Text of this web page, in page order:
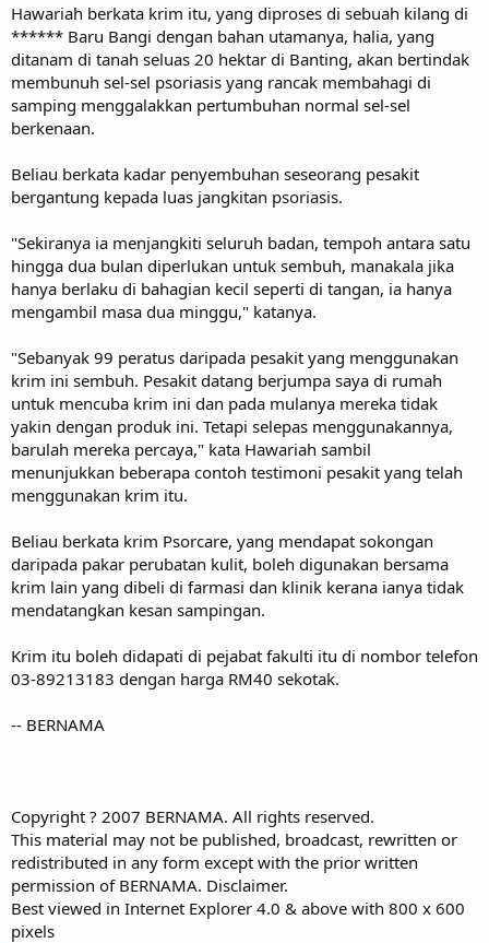
Hawariah berkata krim itu, yang diproses di sebuah kilang di
****** Baru Bangi dengan bahan utamanya, halia, yang
ditanam di tanah seluas 20 hektar di Banting, akan bertindak
membunuh sel-sel psoriasis yang rancak membahagi di
samping menggalakkan pertumbuhan normal sel-sel
berkenaan.
Beliau berkata kadar penyembuhan seseorang pesakit
bergantung kepada luas jangkitan psoriasis.
"Sekiranya ia menjangkiti seluruh badan, tempoh antara satu
hingga dua bulan diperlukan untuk sembuh, manakala jika
hanya berlaku di bahagian kecil seperti di tangan, ia hanya
mengambil masa dua minggu," katanya.
"Sebanyak 99 peratus daripada pesakit yang menggunakan
krim ini sembuh. Pesakit datang berjumpa saya di rumah
untuk mencuba krim ini dan pada mulanya mereka tidak
yakin dengan produk ini. Tetapi selepas menggunakannya,
barulah mereka percaya," kata Hawariah sambil
menunjukkan beberapa contoh testimoni pesakit yang telah
menggunakan krim itu.
Beliau berkata krim Psorcare, yang mendapat sokongan
daripada pakar perubatan kulit, boleh digunakan bersama
krim lain yang dibeli di farmasi dan klinik kerana ianya tidak
mendatangkan kesan sampingan.
Krim itu boleh didapati di pejabat fakulti itu di nombor telefon
03-89213183 dengan harga RM40 sekotak.
-- BERNAMA
Copyright ? 2007 BERNAMA. All rights reserved.
This material may not be published, broadcast, rewritten or
redistributed in any form except with the prior written
permission of BERNAMA. Disclaimer.
Best viewed in Internet Explorer 4.0 & above with 800 x 600
pixels